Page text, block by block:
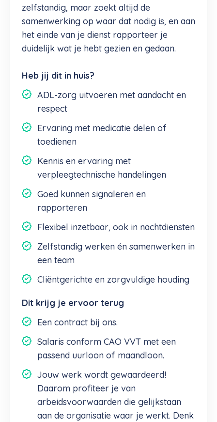
zelfstandig, maar zoekt altijd de
samenwerking op waar dat nodig is, en aan
het einde van je dienst rapporteer je
duidelijk wat je hebt gezien en gedaan.
Heb jij dit in huis?
ADL-zorg uitvoeren met aandacht en
respect
Ervaring met medicatie delen of
toedienen
Kennis en ervaring met
verpleegtechnische handelingen
Goed kunnen signaleren en
rapporteren
Flexibel inzetbaar, ook in nachtdiensten
Zelfstandig werken én samenwerken in
een team
Cliëntgerichte en zorgvuldige houding
Dit krijg je ervoor terug
Een contract bij ons.
Salaris conform CAO VVT met een
passend uurloon of maandloon.
Jouw werk wordt gewaardeerd!
Daarom profiteer je van
arbeidsvoorwaarden die gelijkstaan
aan de organisatie waar je werkt. Denk